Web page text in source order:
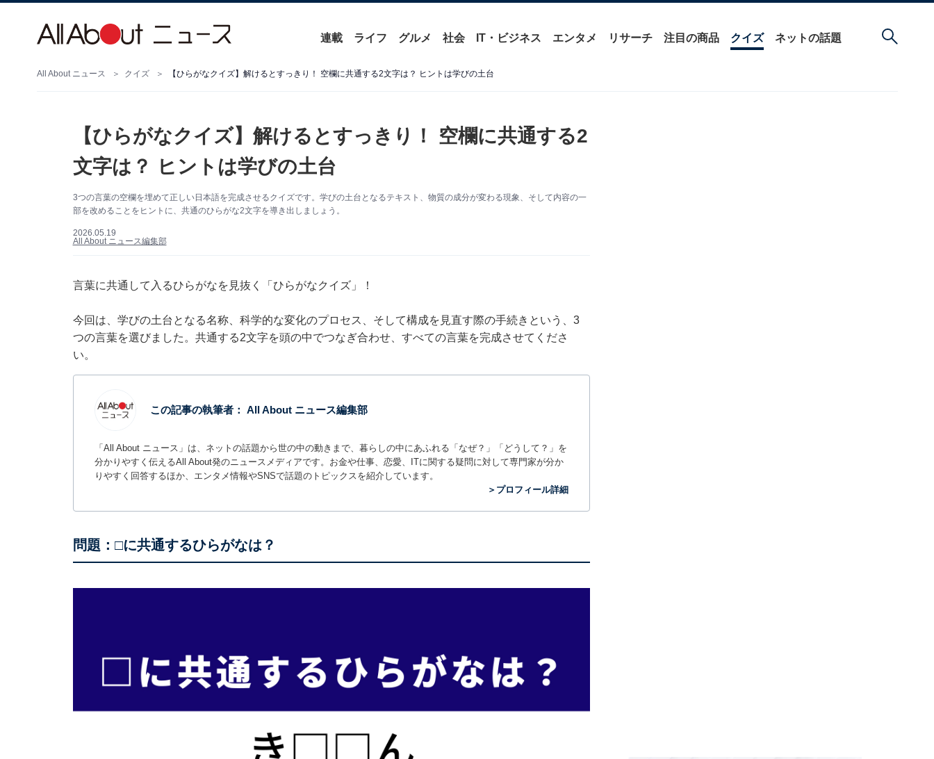
連載 ライフ グルメ 社会 IT・ビジネス エンタメ リサーチ 注目の商品 クイズ ネットの話題
All About ニュース クイズ 【ひらがなクイズ】解けるとすっきり！ 空欄に共通する2文字は？ ヒントは学びの土台
【ひらがなクイズ】解けるとすっきり！ 空欄に共通する2
文字は？ ヒントは学びの土台
3つの言葉の空欄を埋めて正しい日本語を完成させるクイズです。学びの土台となるテキスト、物質の成分が変わる現象、そして内容の一
部を改めることをヒントに、共通のひらがな2文字を導き出しましょう。
2026.05.19
All About ニュース編集部
言葉に共通して入るひらがなを見抜く「ひらがなクイズ」！
今回は、学びの土台となる名称、科学的な変化のプロセス、そして構成を見直す際の手続きという、3
つの言葉を選びました。共通する2文字を頭の中でつなぎ合わせ、すべての言葉を完成させてくださ
い。
この記事の執筆者： All About ニュース編集部
「All About ニュース」は、ネットの話題から世の中の動きまで、暮らしの中にあふれる「なぜ？」「どうして？」を
分かりやすく伝えるAll About発のニュースメディアです。お金や仕事、恋愛、ITに関する疑問に対して専門家が分か
りやすく回答するほか、エンタメ情報やSNSで話題のトピックスを紹介しています。
＞プロフィール詳細
問題：□に共通するひらがなは？